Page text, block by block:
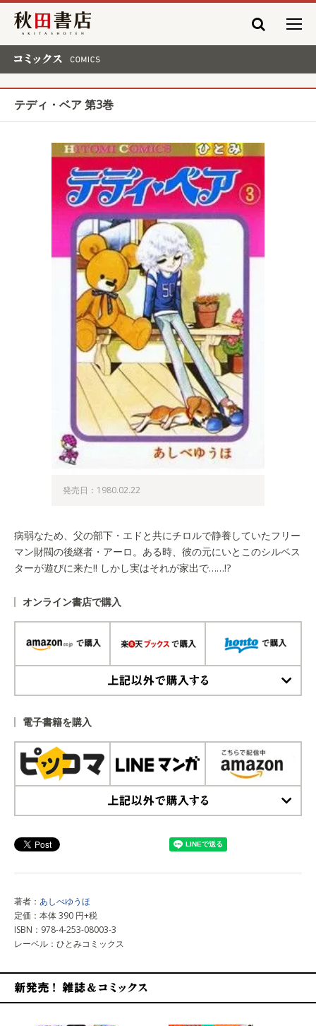
秋田書店
テディ・ベア 第3巻
発売日：1980.02.22
病弱なため、父の部下・エドと共にチロルで静養していたフリー
マン財閥の後継者・アーロ。ある時、彼の元にいとこのシルベス
ターが遊びに来た!! しかし実はそれが家出で……!?
オンライン書店で購入
電子書籍を購入
著者： あしべゆうほ
定価：本体 390 円+税
ISBN：978-4-253-08003-3
レーベル：ひとみコミックス